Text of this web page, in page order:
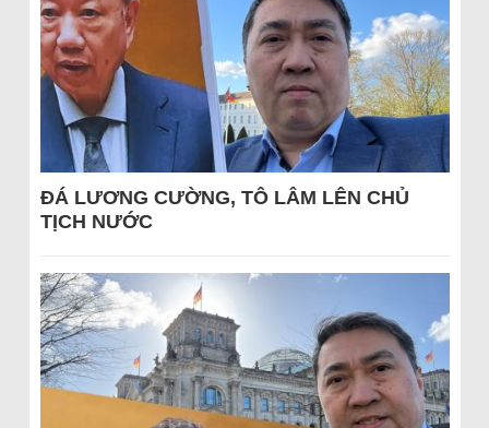
ĐÁ LƯƠNG CƯỜNG, TÔ LÂM LÊN CHỦ
TỊCH NƯỚC